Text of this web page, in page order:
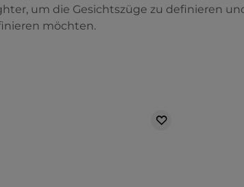
um die Gesichtszüge zu definieren
möchten.